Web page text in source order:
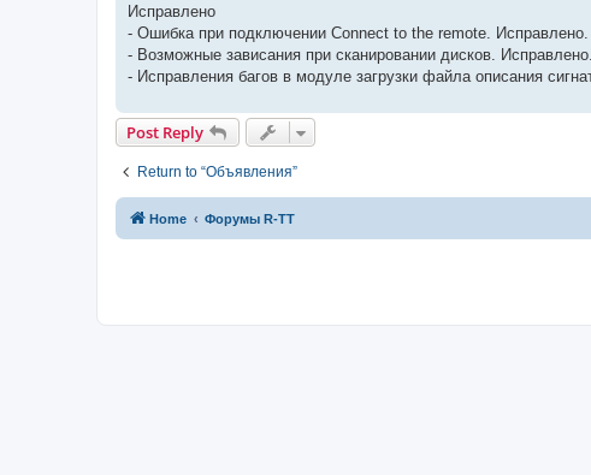
Исправлено
- Ошибка при подключении Connect to the remote. Исправлено.
- Возможные зависания при сканировании дисков. Исправлено.
- Исправления багов в модуле загрузки файла описания
Post Reply
Return to “Объявления”
Home Форумы R-TT